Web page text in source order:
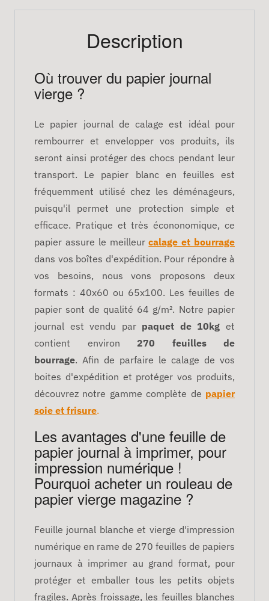
Description
Où trouver du papier journal
vierge ?
Le papier journal de calage est idéal pour
rembourrer et envelopper vos produits, ils
seront ainsi protéger des chocs pendant leur
transport. Le papier blanc en feuilles est
fréquemment utilisé chez les déménageurs,
puisqu'il permet une protection simple et
efficace. Pratique et très écononomique, ce
papier assure le meilleurcalage et bourrage
dans vos boîtes d'expédition. Pour répondre à
vos besoins, nous vons proposons deux
formats : 40x60 ou 65x100. Les feuilles de
papier sont de qualité 64 g/m². Notre papier
journal est vendu par paquet de 10kg et
contient environ 270 feuilles de
bourrage. Afin de parfaire le calage de vos
boites d'expédition et protéger vos produits,
découvrez notre gamme complète de papier
soie et frisure.
Les avantages d'une feuille de
papier journal à imprimer, pour
impression numérique !
Pourquoi acheter un rouleau de
papier vierge magazine ?
Feuille journal blanche et vierge d'impression
numérique en rame de 270 feuilles de papiers
journaux à imprimer au grand format, pour
protéger et emballer tous les petits objets
fragiles. Après froissage, les feuilles blanches